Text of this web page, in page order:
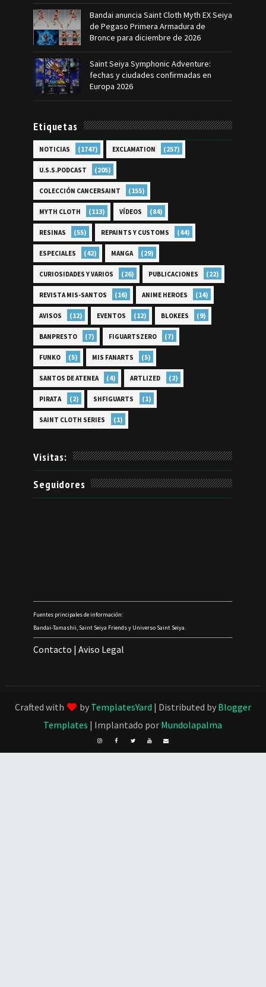
Bandai anuncia Saint Cloth Myth EX Seiya
de Pegaso Primera Armadura de
Bronce para diciembre de 2026
Saint Seiya Symphonic Adventure:
fechas y ciudades confirmadas en
Europa 2026
Etiquetas
NOTICIAS (1747) EXCLAMATION (257)
U.S.S.PODCAST (205)
COLECCIÓN CANCERSAINT (155)
MYTH CLOTH (113) VÍDEOS (84)
RESINAS (55) REPAINTS Y CUSTOMS (44)
ESPECIALES (42) MANGA (29)
CURIOSIDADES Y VARIOS (26) PUBLICACIONES (22)
REVISTA MIS-SANTOS (16) ANIME HEROES (14)
AVISOS (12) EVENTOS (12) BLOKEES (9)
BANPRESTO (7) FIGUARTSZERO (7)
FUNKO (5) MIS FANARTS (5)
SANTOS DE ATENEA (4) ARTLIZED (2)
PIRATA (2) SHFIGUARTS (1)
SAINT CLOTH SERIES (1)
Visitas:
Seguidores
Fuentes principales de información:
Bandai-Tamashii, Saint Seiya Friends y Universo Saint Seiya.
Contacto |Aviso Legal
Crafted with by TemplatesYard | Distributed by Blogger
Templates | Implantado por Mundolapalma